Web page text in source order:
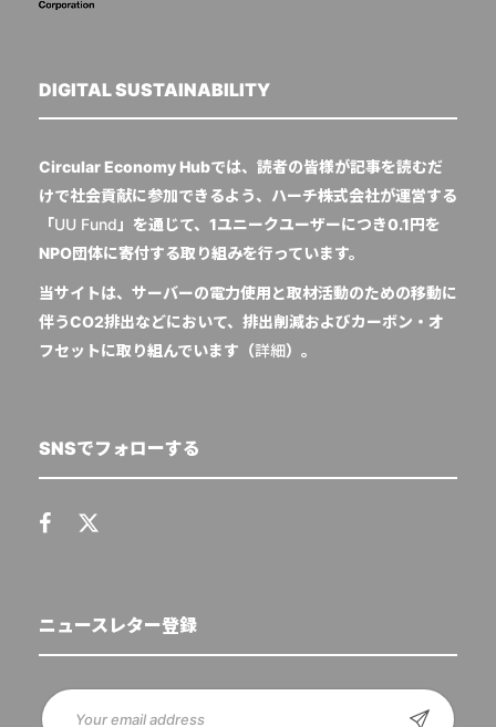
DIGITAL SUSTAINABILITY
Circular Economy Hubでは、読者の皆様が記事を読むだ
けで社会貢献に参加できるよう、ハーチ株式会社が運営する
「UU Fund 」を通じて、1ユニークユーザーにつき0.1円を
NPO団体に寄付する取り組みを行っています。
当サイトは、サーバーの電力使用と取材活動のための移動に
伴うCO2排出などにおいて、排出削減およびカーボン・オ
フセットに取り組んでいます（詳細）。
SNSでフォローする
ニュースレター登録